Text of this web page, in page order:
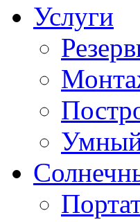
Услуги